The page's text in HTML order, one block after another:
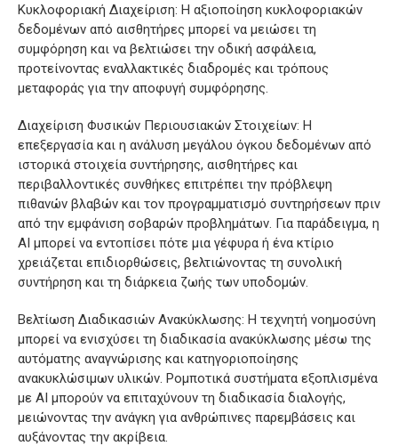
Κυκλοφοριακή Διαχείριση: Η αξιοποίηση κυκλοφοριακών
δεδομένων από αισθητήρες μπορεί να μειώσει τη
συμφόρηση και να βελτιώσει την οδική ασφάλεια,
προτείνοντας εναλλακτικές διαδρομές και τρόπους
μεταφοράς για την αποφυγή συμφόρησης.
Διαχείριση Φυσικών Περιουσιακών Στοιχείων: Η
επεξεργασία και η ανάλυση μεγάλου όγκου δεδομένων από
ιστορικά στοιχεία συντήρησης, αισθητήρες και
περιβαλλοντικές συνθήκες επιτρέπει την πρόβλεψη
πιθανών βλαβών και τον προγραμματισμό συντηρήσεων πριν
από την εμφάνιση σοβαρών προβλημάτων. Για παράδειγμα, η
AI μπορεί να εντοπίσει πότε μια γέφυρα ή ένα κτίριο
χρειάζεται επιδιορθώσεις, βελτιώνοντας τη συνολική
συντήρηση και τη διάρκεια ζωής των υποδομών.
Βελτίωση Διαδικασιών Ανακύκλωσης: Η τεχνητή νοημοσύνη
μπορεί να ενισχύσει τη διαδικασία ανακύκλωσης μέσω της
αυτόματης αναγνώρισης και κατηγοριοποίησης
ανακυκλώσιμων υλικών. Ρομποτικά συστήματα εξοπλισμένα
με AI μπορούν να επιταχύνουν τη διαδικασία διαλογής,
μειώνοντας την ανάγκη για ανθρώπινες παρεμβάσεις και
αυξάνοντας την ακρίβεια.